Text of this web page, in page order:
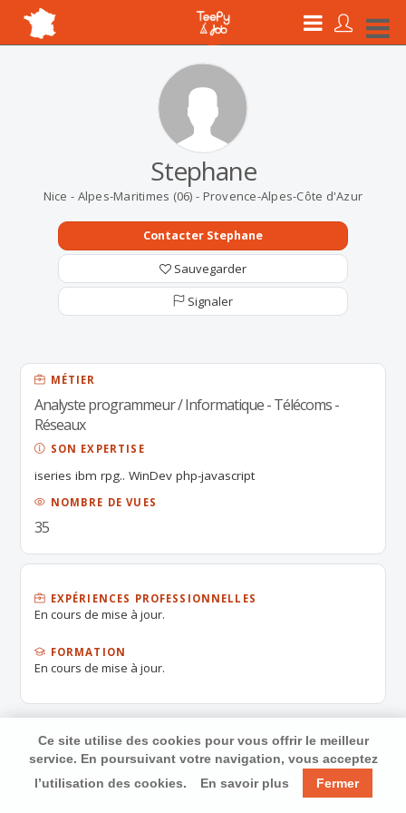
Stephane
Nice - Alpes-Maritimes (06) - Provence-Alpes-Côte d'Azur
Contacter Stephane
Sauvegarder
Signaler
MÉTIER
Analyste programmeur / Informatique - Télécoms -
Réseaux
SON EXPERTISE
iseries ibm rpg.. WinDev php-javascript
NOMBRE DE VUES
35
EXPÉRIENCES PROFESSIONNELLES
En cours de mise à jour.
FORMATION
En cours de mise à jour.
Ce site utilise des cookies pour vous offrir le meilleur
service. En poursuivant votre navigation, vous acceptez
l’utilisation des cookies.
En savoir plus Fermer